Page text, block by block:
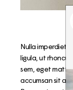
Nulla imperdiet,
ligula, ut rhoncus
sem, eget mattis
accumsan sit